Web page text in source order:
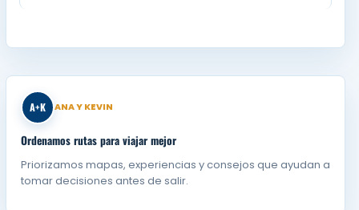
A+K ANA Y KEVIN
Ordenamos rutas para viajar mejor
Priorizamos mapas, experiencias y consejos que ayudan a
tomar decisiones antes de salir.